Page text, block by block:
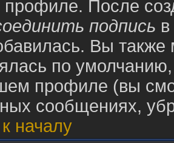
После
подпись
Вы
по
профиле (вы
сообщениях,
началу